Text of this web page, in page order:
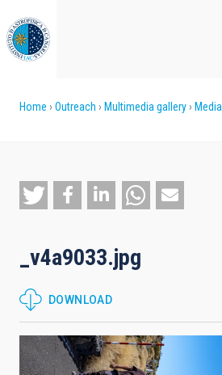
to
main
content
Breadcrumb
Home Outreach Multimedia gallery Media
_v4a9033.jpg
DOWNLOAD